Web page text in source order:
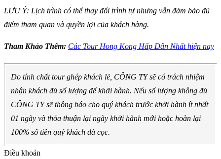
LƯU Ý: Lịch trình có thể thay đổi trình tự nhưng vẫn đảm bảo đủ
điểm tham quan và quyền lợi của khách hàng.
Tham Khảo Thêm: Các Tour Hong Kong Hấp Dẫn Nhất hiện nay
Do tính chất tour ghép khách lẻ, CÔNG TY sẽ có trách nhiệm
nhận khách đủ số lượng để khởi hành. Nếu số lượng không đủ
CÔNG TY sẽ thông báo cho quý khách trước khởi hành ít nhất
01 ngày và thỏa thuận lại ngày khởi hành mới hoặc hoàn lại
100% số tiền quý khách đã cọc.
Điều khoản